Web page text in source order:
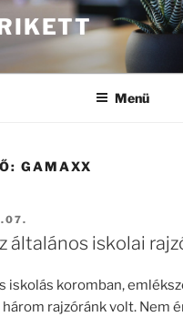
Menü
GAMAXX
általános iskolai
iskolás koromban,
három rajzóránk volt. Nem